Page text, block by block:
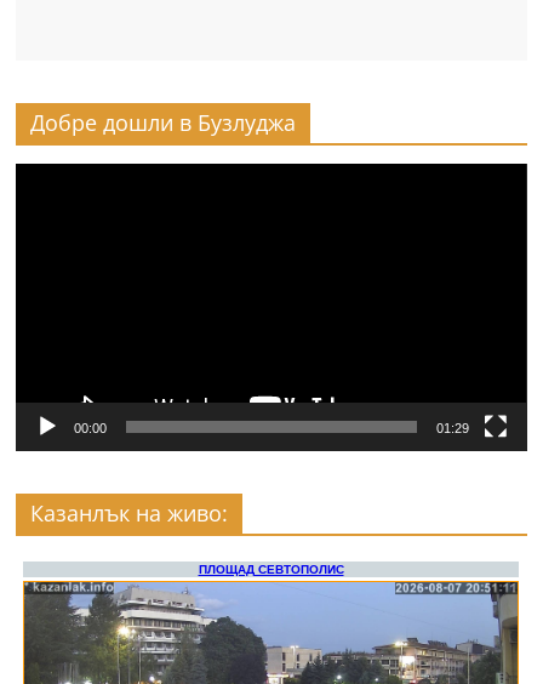
Добре дошли в Бузлуджа
00:00 01:29
Казанлък на живо: